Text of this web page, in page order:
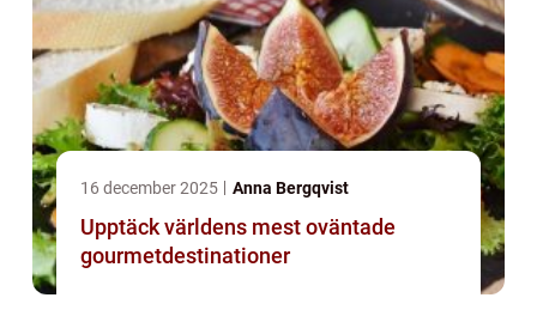
16 december 2025 Anna Bergqvist
Upptäck världens mest oväntade
gourmetdestinationer